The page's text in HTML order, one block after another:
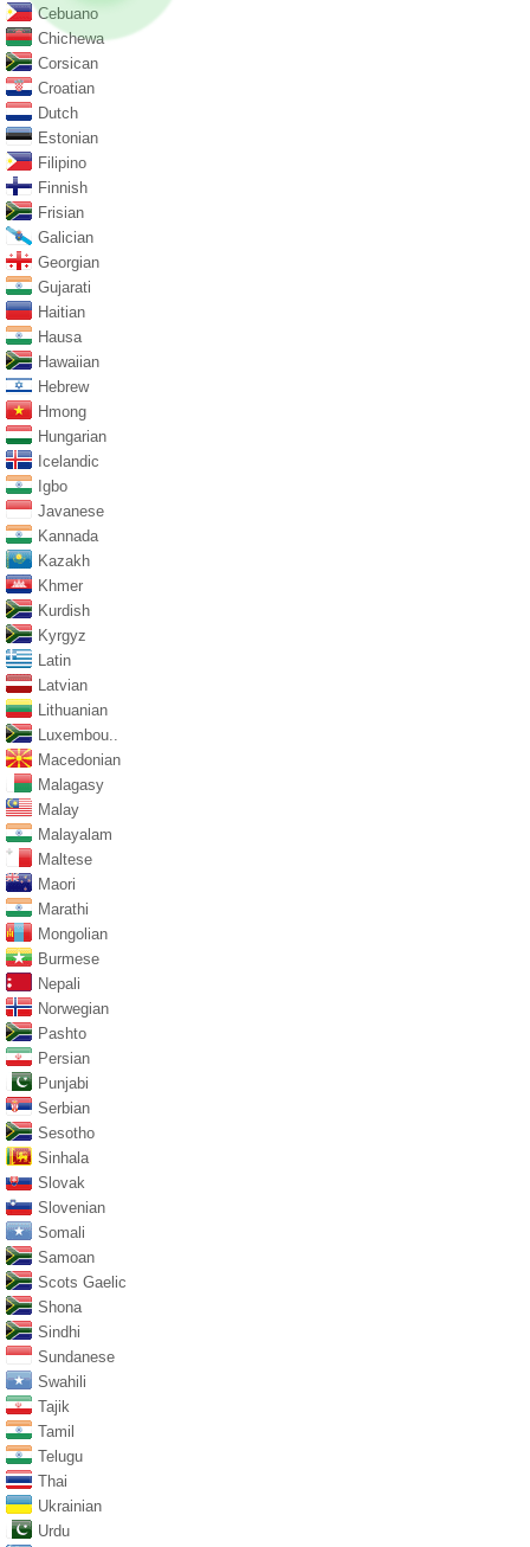
Cebuano
Chichewa
Corsican
Croatian
Dutch
Estonian
Filipino
Finnish
Frisian
Galician
Georgian
Gujarati
Haitian
Hausa
Hawaiian
Hebrew
Hmong
Hungarian
Icelandic
Igbo
Javanese
Kannada
Kazakh
Khmer
Kurdish
Kyrgyz
Latin
Latvian
Lithuanian
Luxembou..
Macedonian
Malagasy
Malay
Malayalam
Maltese
Maori
Marathi
Mongolian
Burmese
Nepali
Norwegian
Pashto
Persian
Punjabi
Serbian
Sesotho
Sinhala
Slovak
Slovenian
Somali
Samoan
Scots Gaelic
Shona
Sindhi
Sundanese
Swahili
Tajik
Tamil
Telugu
Thai
Ukrainian
Urdu